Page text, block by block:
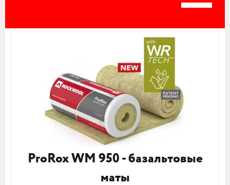
ProRox WM 950 - базальтовые
маты